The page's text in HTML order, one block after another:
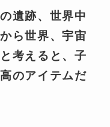
遺跡、世界中
ら世界、宇宙
考えると、子
のアイテムだ